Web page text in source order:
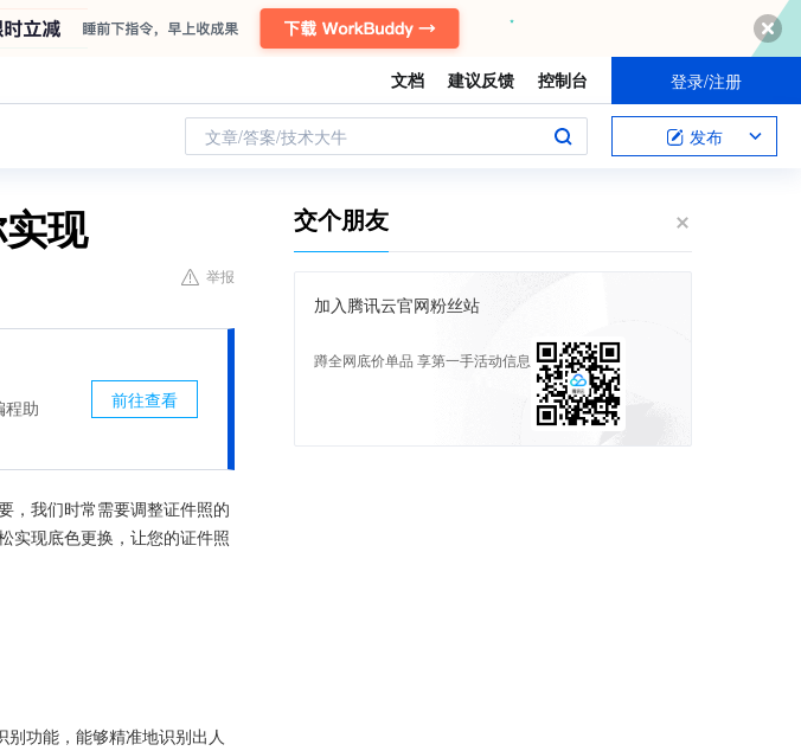
文档 建议反馈 控制台 登录/注册
文章/答案/技术大牛 发布
现
举报
程助
前往查看
，我们时常需要调整证件照的
实现底色更换，让您的证件照
别功能，能够精准地识别出人
交个朋友
加入腾讯云官网粉丝站
蹲全网底价单品 享第一手活动信息